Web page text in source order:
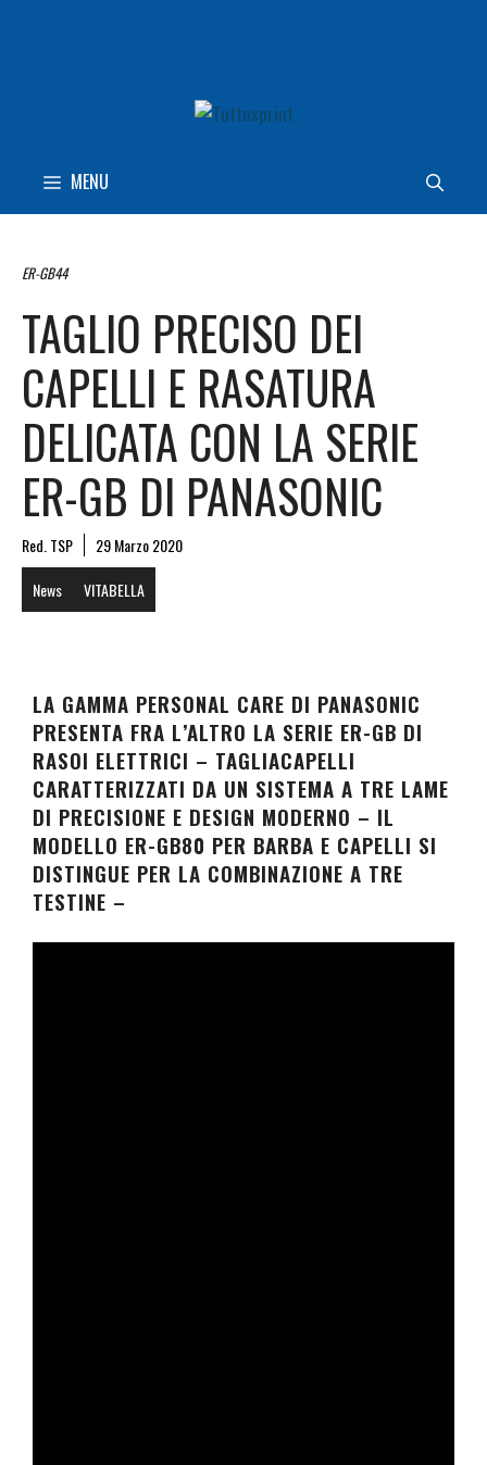
MENU
TAGLIO PRECISO DEI
CAPELLI E RASATURA
DELICATA CON LA SERIE
ER-GB DI PANASONIC
Red. TSP
29 Marzo 2020
News
VITABELLA
ER-GB44
LA GAMMA PERSONAL CARE DI PANASONIC
PRESENTA FRA L’ALTRO LA SERIE ER-GB DI
RASOI ELETTRICI – TAGLIACAPELLI
CARATTERIZZATI DA UN SISTEMA A TRE LAME
DI PRECISIONE E DESIGN MODERNO – IL
MODELLO ER-GB80 PER BARBA E CAPELLI SI
DISTINGUE PER LA COMBINAZIONE A TRE
TESTINE –